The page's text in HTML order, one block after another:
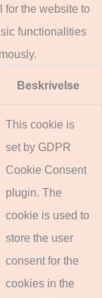
for the website to
functionalities
Beskrivelse
This cookie is
set by GDPR
Cookie Consent
plugin. The
cookie is used to
store the user
consent for the
cookies in the